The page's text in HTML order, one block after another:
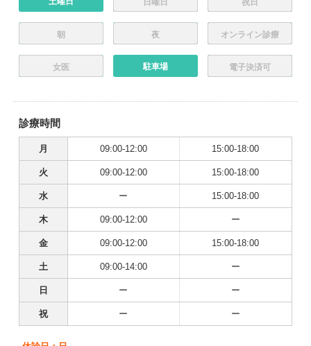
日曜日 祝日
朝 夜 オンライン診療
女医 駐車場 電子決済可
診療時間
月 09:00-12:00 15:00-18:00
火 09:00-12:00 15:00-18:00
水 ー 15:00-18:00
木 09:00-12:00 ー
金 09:00-12:00 15:00-18:00
土 09:00-14:00 ー
日 ー ー
祝 ー ー